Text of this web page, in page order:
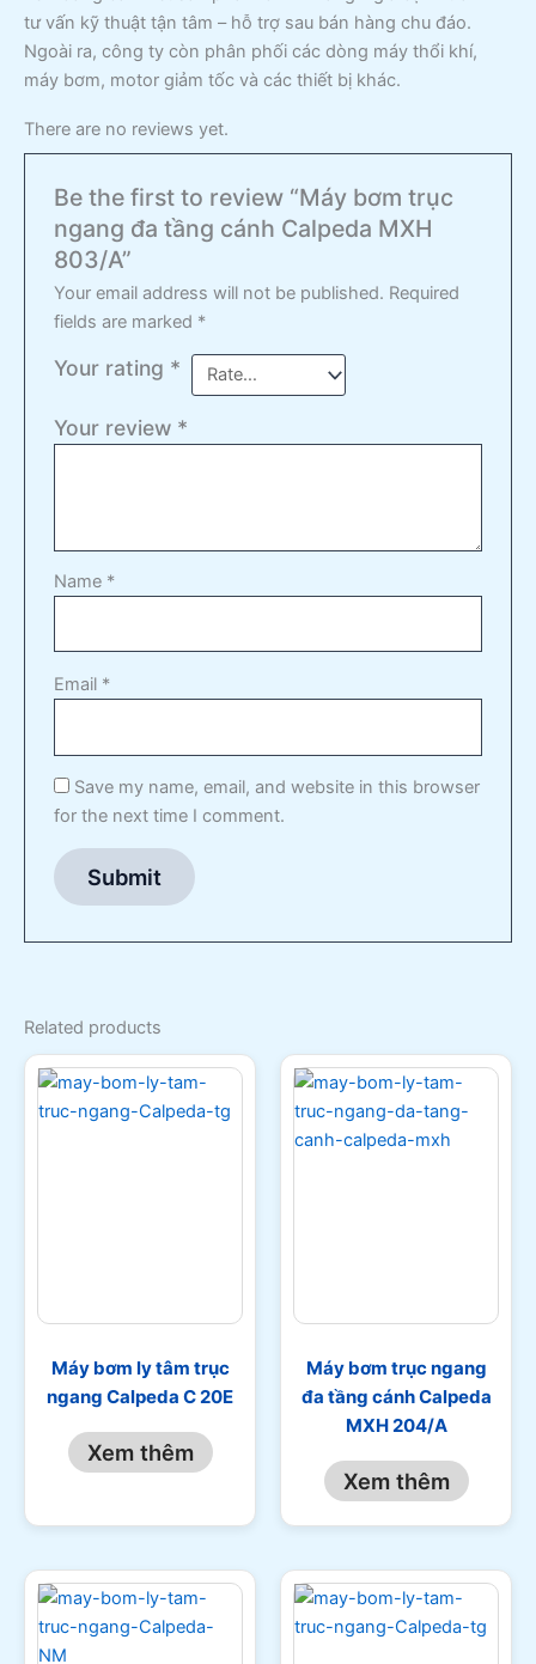
tư vấn kỹ thuật tận tâm – hỗ trợ sau bán hàng chu đáo.
Ngoài ra, công ty còn phân phối các dòng máy thổi khí,
máy bơm, motor giảm tốc và các thiết bị khác.
There are no reviews yet.
Be the first to review “Máy bơm trục
ngang đa tầng cánh Calpeda MXH
803/A”
Your email address will not be published. Required
fields are marked *
Your rating *
Your review *
Name *
Email *
Save my name, email, and website in this browser
for the next time I comment.
Related products
Máy bơm ly tâm trục
ngang Calpeda C 20E
Xem thêm
Máy bơm trục ngang
đa tầng cánh Calpeda
MXH 204/A
Xem thêm